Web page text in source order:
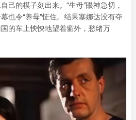
己的模子刻出来。“生母”眼神急切，
也令“养母”怔住。结果塞娜达没有夺
的车上怏怏地望着窗外，愁绪万